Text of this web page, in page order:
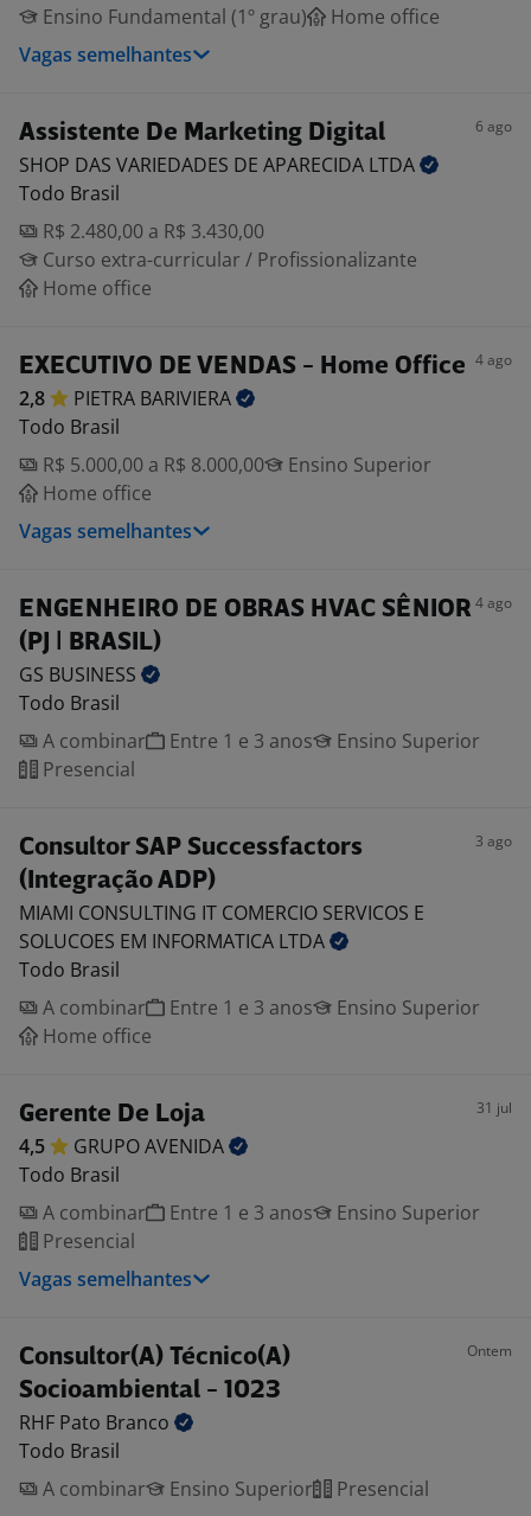
Ensino Fundamental (1º grau)
Home office
Vagas semelhantes
Assistente De Marketing Digital 6 ago
SHOP DAS VARIEDADES DE APARECIDA LTDA
Todo Brasil
R$ 2.480,00 a R$ 3.430,00
Curso extra-curricular / Profissionalizante
Home office
EXECUTIVO DE VENDAS - Home Office 4 ago
2,8 PIETRA BARIVIERA
Todo Brasil
R$ 5.000,00 a R$ 8.000,00
Ensino Superior
Home office
Vagas semelhantes
ENGENHEIRO DE OBRAS HVAC SÊNIOR
(PJ | BRASIL)
4 ago
GS BUSINESS
Todo Brasil
A combinar
Entre 1 e 3 anos
Ensino Superior
Presencial
Consultor SAP Successfactors
(Integração ADP)
3 ago
MIAMI CONSULTING IT COMERCIO SERVICOS E
SOLUCOES EM INFORMATICA LTDA
Todo Brasil
A combinar
Entre 1 e 3 anos
Ensino Superior
Home office
Gerente De Loja 31 jul
4,5 GRUPOAVENIDA
Todo Brasil
A combinar
Entre 1 e 3 anos
Ensino Superior
Presencial
Vagas semelhantes
Consultor(A) Técnico(A)
Socioambiental - 1023
Ontem
RHF Pato Branco
Todo Brasil
A combinar
Ensino Superior Presencial